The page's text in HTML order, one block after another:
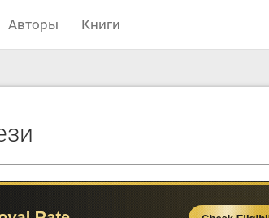
Авторы Книги